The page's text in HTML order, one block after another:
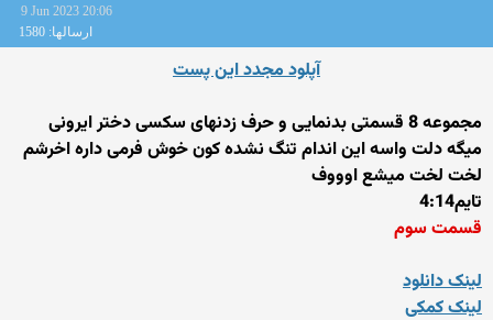
9 Jun 2023 20:06
ارسالها: 1580
آپلود مجدد این پست
مجموعه 8 قسمتی بدنمایی و حرف زدنهای سکسی دختر ایرونی
میگه دلت واسه این اندام تنگ نشده کون خوش فرمی داره اخرشم
لخت لخت میشع اوووف
تایم4:14
قسمت سوم
لینک دانلود
لینک کمکی